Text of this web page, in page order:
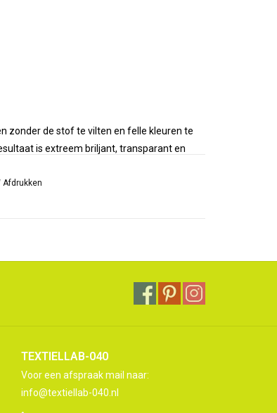
zonder de stof te vilten en felle kleuren te
is extreem briljant, transparant en
het verven van
in 40 kleuren."
met instructies voor Acid Dye.
Afdrukken
TEXTIELLAB-040
Voor een afspraak mail naar:
info@textiellab-040.nl